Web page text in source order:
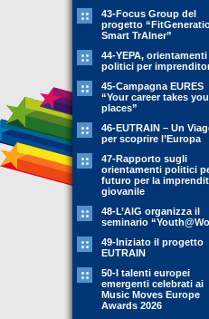
43-Focus Group del
progetto
Smart TrAIner”
44-YEPA, orientamenti
politici per
45-Campagna EURES
“Your career takes you
places”
46-EUTRAIN – Un
per scoprire l’Europa
47-Rapporto sugli
orientamenti politici
futuro per la
giovanile
48-L’AIG organizza il
seminario
49-Iniziato il progetto
EUTRAIN
50-I talenti europei
emergenti celebrati ai
Music Moves Europe
Awards 2026